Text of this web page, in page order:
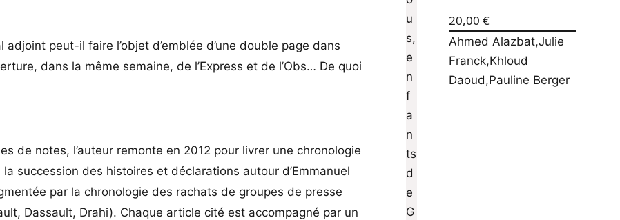
peut-il faire l’objet d’emblée d’une double page dans
dans la même semaine, de l’Express et de l’Obs… De quoi
de notes, l’auteur remonte en 2012 pour livrer une chronologie
succession des histoires et déclarations autour d’Emmanuel
par la chronologie des rachats de groupes de presse
Dassault, Drahi). Chaque article cité est accompagné par un
20,00 €
Ahmed Alazbat,Julie
Franck,Khloud
Daoud,Pauline Berger